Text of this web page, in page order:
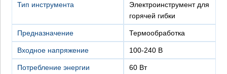
Тип инструмента
электроинструмент для
горячей гибки
Предназначение термообработка
Входное напряжение 100-240 В
Потребление энергии
60 Вт